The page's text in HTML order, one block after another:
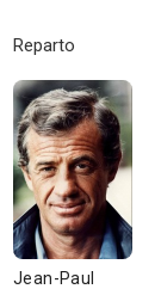
Reparto
Jean-Paul